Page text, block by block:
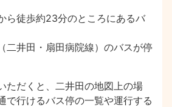
ら徒歩約23分のところにあるバ
二井田・扇田病院線）のバスが停
ただくと、二井田の地図上の場
で行けるバス停の一覧や運行する